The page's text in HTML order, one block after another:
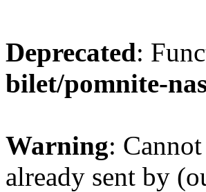
Deprecated:
bilet/pomnite-
Warning:
already sent by